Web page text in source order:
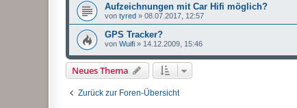
Aufzeichnungen mit Car Hifi möglich?
von tyred » 08.07.2017, 12:57
GPS Tracker?
von Wuifi » 14.12.2009, 15:46
Neues Thema
Zurück zur Foren-Übersicht